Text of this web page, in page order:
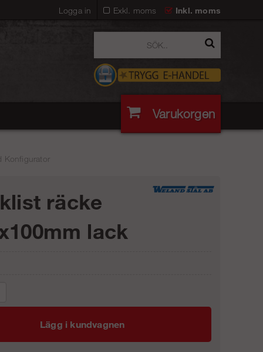
Exkl. moms Inkl. moms
Logga in
Varukorgen
Konfigurator
räcke
lack
Lägg i kundvagnen